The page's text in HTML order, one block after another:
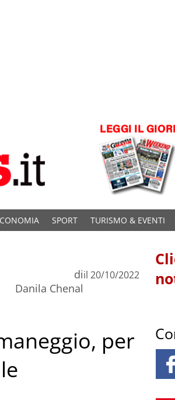
SPORT TURISMO & EVENTI
di
Danila Chenal
il 20/10/2022
per